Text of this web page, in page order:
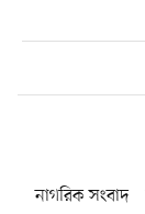
নাগরিক সংবাদ